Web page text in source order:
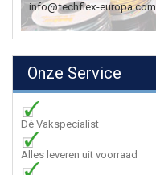
info@techflex-europa.com
Onze Service
Dè Vakspecialist
Alles leveren uit voorraad